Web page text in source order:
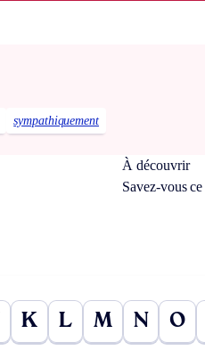
sympathiquement
À découvrir
Savez-vous
K L M N O